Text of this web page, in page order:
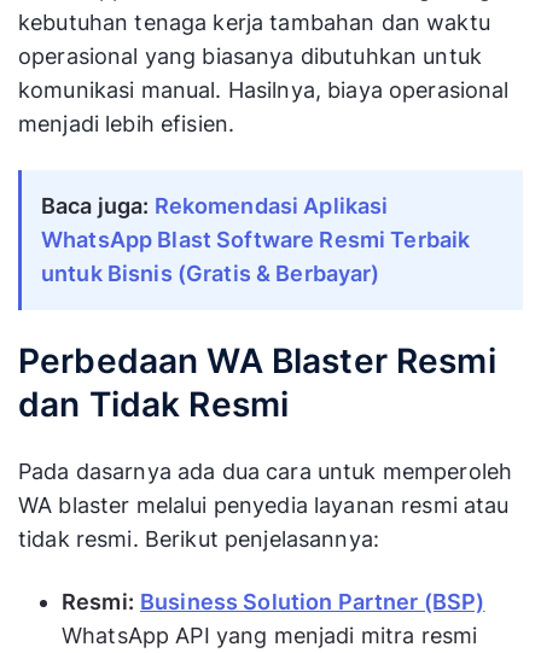
kebutuhan tenaga kerja tambahan dan waktu
operasional yang biasanya dibutuhkan untuk
komunikasi manual. Hasilnya, biaya operasional
menjadi lebih efisien.
Baca juga: Rekomendasi Aplikasi
WhatsApp Blast Software Resmi Terbaik
untuk Bisnis (Gratis & Berbayar)
Perbedaan WA Blaster Resmi
dan Tidak Resmi
Pada dasarnya ada dua cara untuk memperoleh
WA blaster melalui penyedia layanan resmi atau
tidak resmi. Berikut penjelasannya:
Resmi: Business Solution Partner (BSP)
WhatsApp API yang menjadi mitra resmi